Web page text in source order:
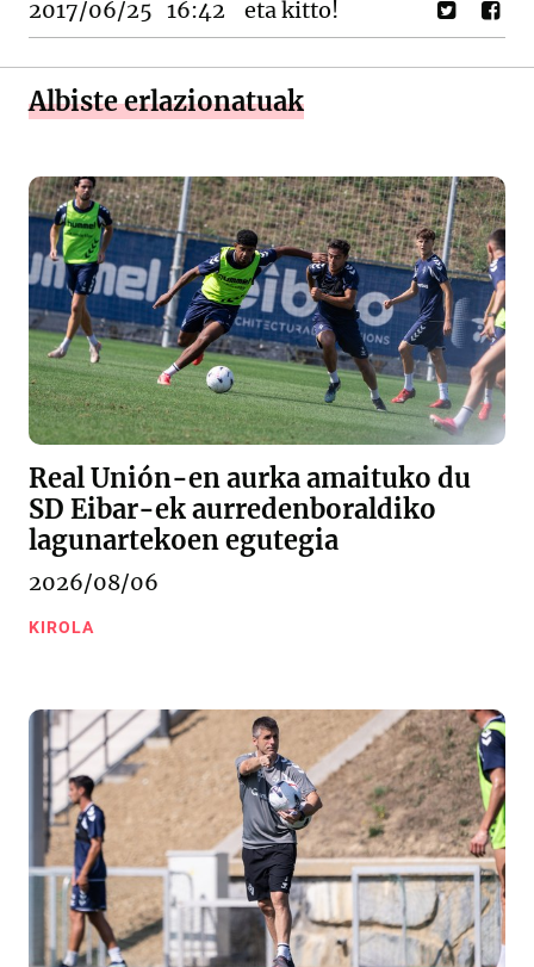
2017/06/25 16:42 eta kitto!
Albiste erlazionatuak
Real Unión-en aurka amaituko du
SD Eibar-ek aurredenboraldiko
lagunartekoen egutegia
2026/08/06
KIROLA